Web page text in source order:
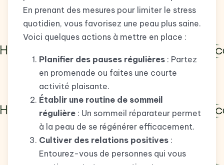
En prenant des mesures pour limiter le stress
quotidien, vous favorisez une peau plus saine.
Voici quelques actions à mettre en place :
Planifier des pauses régulières : Partez
en promenade ou faites une courte
activité plaisante.
Établir une routine de sommeil
régulière : Un sommeil réparateur permet
à la peau de se régénérer efficacement.
Cultiver des relations positives :
Entourez-vous de personnes qui vous